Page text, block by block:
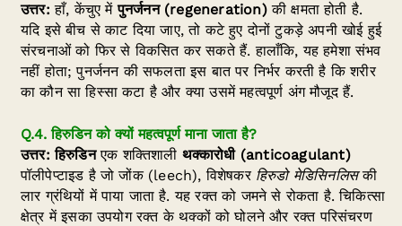
उत्तर: हाँ, केंचुए मेंपुनर्जनन (regeneration)की क्षमता होती है.
यदि इसे बीच से काट दिया जाए, तो कटे हुए दोनों टुकड़े अपनी खोई हुई
संरचनाओं को फिर से विकसित कर सकते हैं. हालाँकि, यह हमेशा संभव
नहीं होता; पुनर्जनन की सफलता इस बात पर निर्भर करती है कि शरीर
का कौन सा हिस्सा कटा है और क्या उसमें महत्वपूर्ण अंग मौजूद हैं.
Q.4. हिरुडिन को क्यों महत्वपूर्ण माना जाता है?
उत्तर: हिरुडिनएक शक्तिशाली थक्कारोधी (anticoagulant)
पॉलीपेप्टाइड है जो जोंक (leech), विशेषकर हिरुडो मेडिसिनलिसकी
लार ग्रंथियों में पाया जाता है. यह रक्त को जमने से रोकता है. चिकित्सा
क्षेत्र में इसका उपयोग रक्त के थक्कों को घोलने और रक्त परिसंचरण